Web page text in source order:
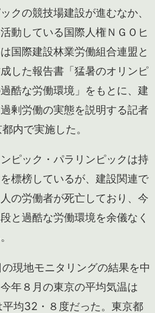
クの競技場建設が進むなか、
動している国際人権ＮＧＯヒ
国際建設林業労働組合連盟と
した報告書「猛暑のオリンピ
酷な労働環境」をもとに、建
剰労働の実態を説明する記者
内で実施した。
ピック・パラリンピックは持
標榜しているが、建設関連で
の労働者が死亡しており、今
と過酷な労働環境を余儀なく
現地モニタリングの結果を中
年８月の東京の平均気温は
均32・８度だった。東京都